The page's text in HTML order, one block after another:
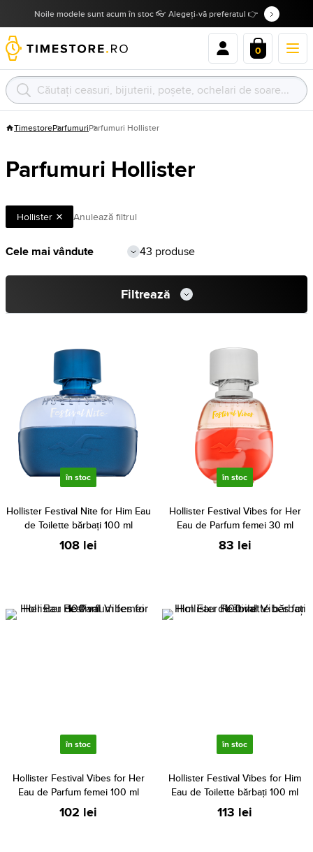
Noile modele sunt acum în stoc 👓 Alegeți-vă preferatul 👉
0
TimestoreParfumuriParfumuri Hollister
Parfumuri Hollister
Hollister Anulează filtrul
43 produse
Filtrează
în stoc
Hollister Festival Nite for Him Eau
de Toilette bărbați 100 ml
108 lei
în stoc
Hollister Festival Vibes for Her
Eau de Parfum femei 30 ml
83 lei
în stoc
Hollister Festival Vibes for Her
Eau de Parfum femei 100 ml
102 lei
în stoc
Hollister Festival Vibes for Him
Eau de Toilette bărbați 100 ml
113 lei